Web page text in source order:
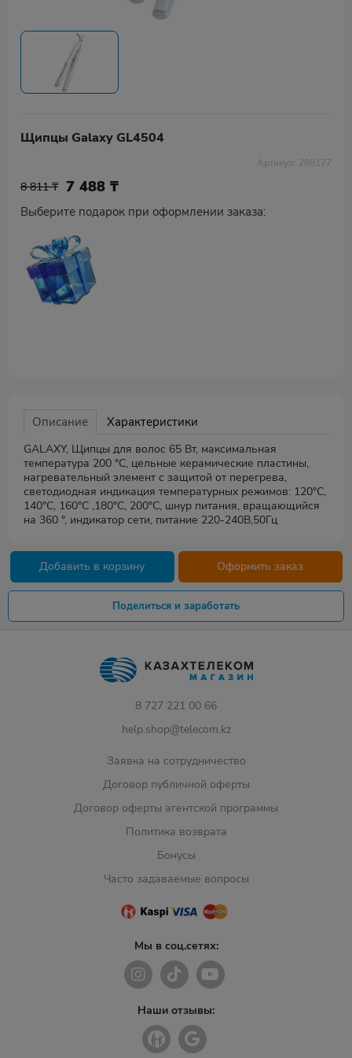
Щипцы Galaxy GL4504
Артикул: 288177
8 811 ₸ 7 488₸
Выберите подарок при оформлении заказа:
Описание Характеристики
GALAXY, Щипцы для волос 65 Вт, максимальная
температура 200 °С, цельные керамические пластины,
нагревательный элемент с защитой от перегрева,
светодиодная индикация температурных режимов: 120°С,
140°С, 160°С ,180°С, 200°С, шнур питания, вращающийся
на 360 °, индикатор сети, питание 220-240В,50Гц
Добавить в корзину Оформить заказ
Поделиться и заработать
8 727 221 00 66
help.shop@telecom.kz
Заявка на сотрудничество
Договор публичной оферты
Договор оферты агентской программы
Политика возврата
Бонусы
Часто задаваемые вопросы
Мы в соц.сетях:
Наши отзывы: